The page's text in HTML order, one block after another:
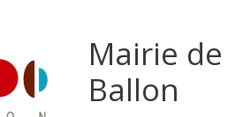
Mairie de
Ballon